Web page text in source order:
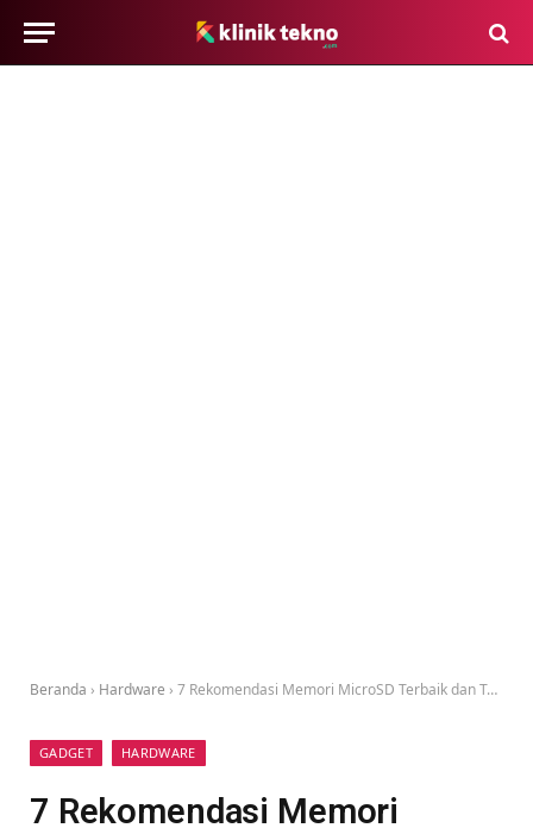
Beranda › Hardware › 7 Rekomendasi Memori MicroSD Terbaik dan Tercepat
GADGET HARDWARE
7 Rekomendasi Memori